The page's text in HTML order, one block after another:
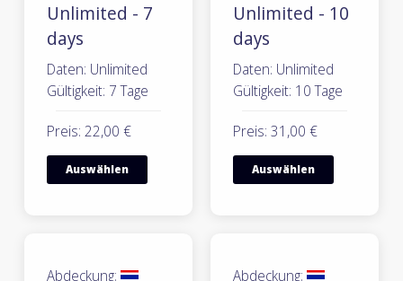
Unlimited - 7
days
Daten: Unlimited
Gültigkeit: 7 Tage
Preis: 22,00 €
Auswählen
Unlimited - 10
days
Daten: Unlimited
Gültigkeit: 10 Tage
Preis: 31,00 €
Auswählen
Abdeckung: Abdeckung: